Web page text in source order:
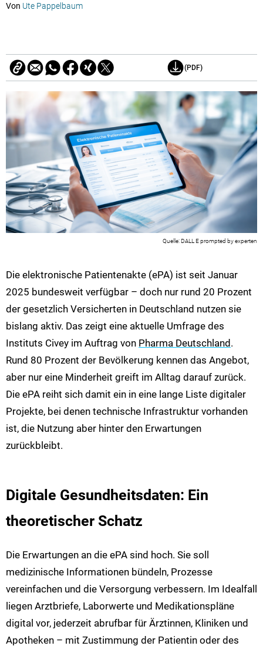
Von Ute Pappelbaum
(PDF)
DALL E prompted by experten
Die elektronische Patientenakte (ePA) ist seit Januar
2025 bundesweit verfügbar – doch nur rund 20 Prozent
der gesetzlich Versicherten in Deutschland nutzen sie
bislang aktiv. Das zeigt eine aktuelle Umfrage des
Instituts Civey im Auftrag von Pharma Deutschland .
Rund 80 Prozent der Bevölkerung kennen das Angebot,
aber nur eine Minderheit greift im Alltag darauf zurück.
Die ePA reiht sich damit ein in eine lange Liste digitaler
Projekte, bei denen technische Infrastruktur vorhanden
ist, die Nutzung aber hinter den Erwartungen
zurückbleibt.
Digitale Gesundheitsdaten: Ein
theoretischer Schatz
Die Erwartungen an die ePA sind hoch. Sie soll
medizinische Informationen bündeln, Prozesse
vereinfachen und die Versorgung verbessern. Im Idealfall
liegen Arztbriefe, Laborwerte und Medikationspläne
digital vor, jederzeit abrufbar für Ärztinnen, Kliniken und
Apotheken – mit Zustimmung der Patientin oder des